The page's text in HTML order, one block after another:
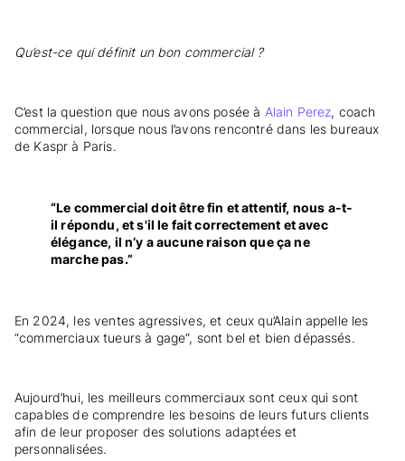
Qu’est-ce qui définit un bon commercial ?
C’est la question que nous avons posée à Alain Perez, coach
commercial, lorsque nous l’avons rencontré dans les bureaux
de Kaspr à Paris.
“Le commercial doit être fin et attentif, nous a-t-
il répondu, et s'il le fait correctement et avec
élégance, il n’y a aucune raison que ça ne
marche pas.”
En 2024, les ventes agressives, et ceux qu’Alain appelle les
“commerciaux tueurs à gage”, sont bel et bien dépassés.
Aujourd’hui, les meilleurs commerciaux sont ceux qui sont
capables de comprendre les besoins de leurs futurs clients
afin de leur proposer des solutions adaptées et
personnalisées.